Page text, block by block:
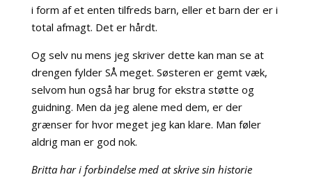
i form af et enten tilfreds barn, eller et barn der er i
total afmagt. Det er hårdt.
Og selv nu mens jeg skriver dette kan man se at
drengen fylder SÅ meget. Søsteren er gemt væk,
selvom hun også har brug for ekstra støtte og
guidning. Men da jeg alene med dem, er der
grænser for hvor meget jeg kan klare. Man føler
aldrig man er god nok.
Britta har i forbindelse med at skrive sin historie